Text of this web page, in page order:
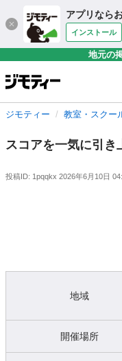
アプリなら
インストール
地元の
ジモティー 教室・スクー
スコアを一気に引き
投稿ID: 1pqqkx 2026年6月10日
地域
開催場所